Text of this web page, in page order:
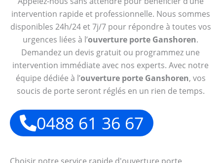
intervention rapide et professionnelle. Nous sommes
disponibles 24h/24 et 7j/7 pour répondre à toutes vos
urgences liées à l’ouverture porte Ganshoren.
Demandez un devis gratuit ou programmez une
intervention immédiate avec nos experts. Avec notre
équipe dédiée à l’ouverture porte Ganshoren, vos
soucis de porte seront réglés en un rien de temps.
0488 61 36 67